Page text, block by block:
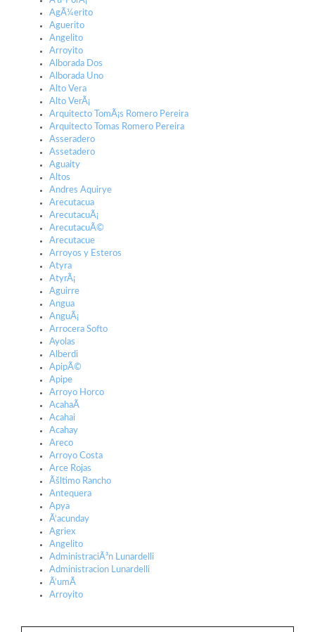
AgÃ¼erito
Aguerito
Angelito
Arroyito
Alborada Dos
Alborada Uno
Alto Vera
Alto VerÃ¡
Arquitecto TomÃ¡s Romero Pereira
Arquitecto Tomas Romero Pereira
Asseradero
Assetadero
Aguaity
Altos
Andres Aquirye
Arecutacua
ArecutacuÃ¡
ArecutacuÃ©
Arecutacue
Arroyos y Esteros
Atyra
AtyrÃ¡
Aguirre
Angua
AnguÃ¡
Arrocera Softo
Ayolas
Alberdi
ApipÃ©
Apipe
Arroyo Horco
AcahaÃ­
Acahai
Acahay
Areco
Arroyo Costa
Arce Rojas
Ãšltimo Rancho
Antequera
Apya
Ã‘acunday
Agriex
Angelito
AdministraciÃ³n Lunardelli
Administracion Lunardelli
Ã‘umÃ­
Arroyito